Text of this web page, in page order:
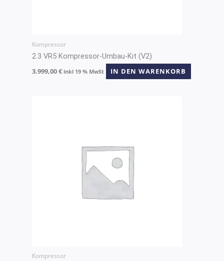
Kompressor
2.3 VR5 Kompressor-Umbau-Kit (V2)
3.999,00€ inkl 19 % MwSt IN DEN WARENKORB
Kompressor